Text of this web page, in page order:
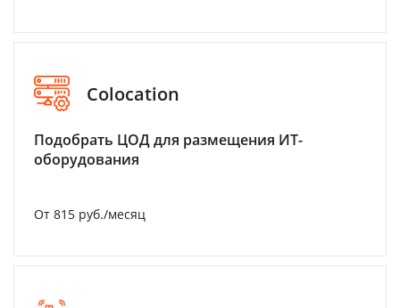
Colocation
Подобрать ЦОД для размещения ИТ-
оборудования
От 815 руб./месяц